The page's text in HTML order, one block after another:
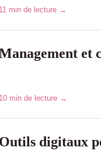
11 min de lecture →
et
10 min de lecture →
Outils digitaux